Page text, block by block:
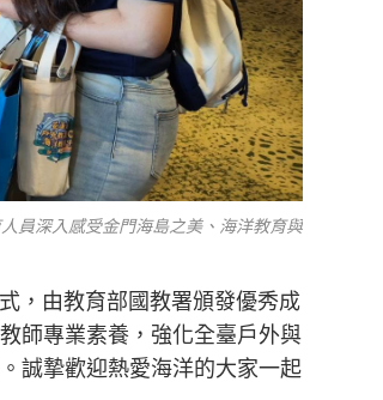
員深入感受金門海島之美、海洋教育與
，由教育部國教署頒發優秀成
師專業素養，強化全臺戶外與
誠摯歡迎熱愛海洋的大家一起